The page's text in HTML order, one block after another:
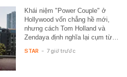
Khái niệm "Power Couple" ở
Hollywood vốn chẳng hề mới,
nhưng cách Tom Holland và
Zendaya định nghĩa lại cụm từ…
STAR - 7 giờ trước